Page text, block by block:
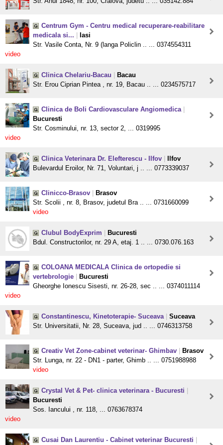
Centrum Gym - Centru medical recuperare-reabilitare
medicala si...
Iasi
Str. Vasile Conta, Nr. 9 (langa Policlin .. ... 0374554311
video
Clinica Chelariu-Bacau
Bacau
Str. Erou Ciprian Pintea , nr. 19, Bacau .. ... 0234575717
Clinica de Boli Cardiovasculare Angiomedica
Bucuresti
Str. Cosminului, nr. 13, sector 2, ... 0319995
video
Clinica Veterinara Dr. Elefterescu - Ilfov
Ilfov
Bulevardul Eroilor, Nr. 71, Voluntari, j .. ... 0773339037
Clinicco-Brasov
Brasov
Str. Scolii , nr. 8, Brasov, judetul Bra .. ... 0731660099
video
Clubul BodyExprim
Bucuresti
Bdul. Constructorilor, nr. 29 A, etaj. 1 .. ... 0730.076.163
COLOANA MEDICALA Clinica de ortopedie si
vertebrologie
Bucuresti
Gheorghe Ionescu Sisesti, nr. 26-28, sec .. ... 0374011114
video
Constantinescu, Kinetoterapie- Suceava
Suceava
Str. Universitatii, Nr. 28, Suceava, jud .. ... 0746313758
Creativ Vet Zone-cabinet veterinar- Ghimbav
Brasov
Str. Lunga, nr. 22 - DN1 - parter, Ghimb .. ... 0751988988
video
Crystal Vet & Pet- clinica veterinara - Bucuresti
Bucuresti
Sos. Iancului , nr. 118, ... 0763678374
video
Cusai Dan Laurentiu - Cabinet veterinar Bucuresti